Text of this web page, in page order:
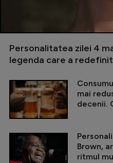
Personalitatea zilei 4
legenda care a
mai
decenii.
Brown,
ritmul